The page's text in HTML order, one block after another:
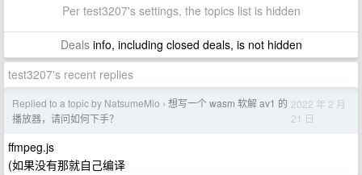
Per test3207's settings, the topics list is hidden
Dealsinfo, including closed deals, is not hidden
test3207's recent replies
Replied to a topic by NatsumeMio › 想写一个 wasm 软解 av1 的
播放器，请问如何下手？
2022 年 2 月
21 日
ffmpeg.js
(如果没有那就自己编译